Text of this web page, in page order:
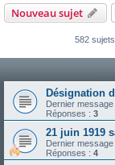
Nouveau sujet
582 sujets
Désignation
Dernier
Réponses : 3
21 juin 1919
Dernier
Réponses : 4